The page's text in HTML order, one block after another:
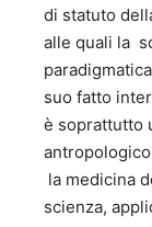
di statuto
alle quali la
suo fatto
è soprattutto
la medicina
scienza,